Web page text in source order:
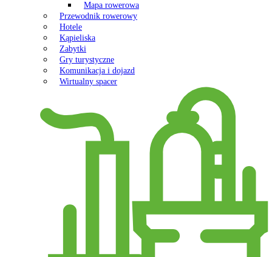
Mapa rowerowa
Przewodnik rowerowy
Hotele
Kąpieliska
Zabytki
Gry turystyczne
Komunikacja i dojazd
Wirtualny spacer